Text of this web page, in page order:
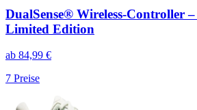
DualSense® Wireless-Controller
Limited Edition
ab 84,99 €
7 Preise